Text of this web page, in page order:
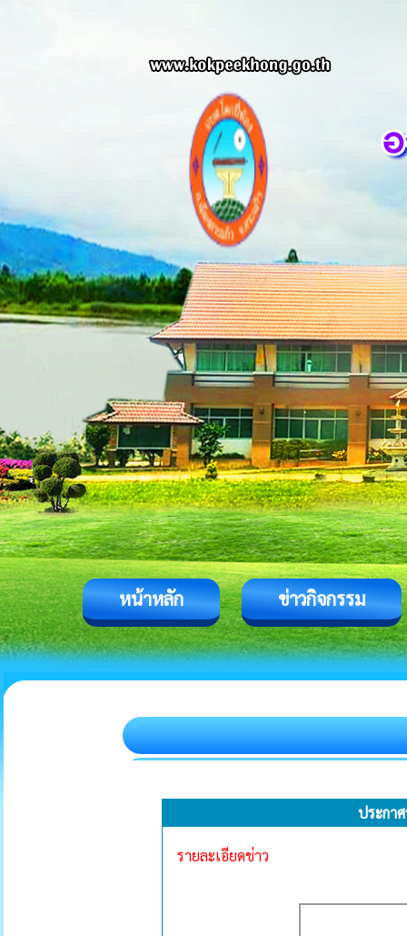
หน้าหลัก ข่าวกิจกรรม
ประกา
รายละเอียดข่าว